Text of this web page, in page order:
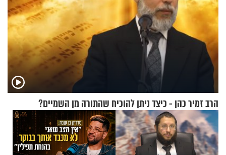
הרב זמיר כהן - כיצד ניתן להוכיח שהתורה מן השמיים?